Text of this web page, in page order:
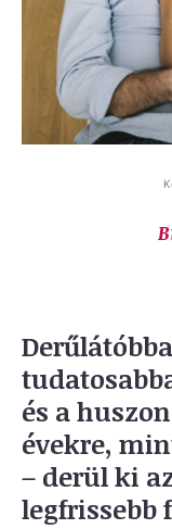
és a
évekre,
– derül ki
legfrissebb